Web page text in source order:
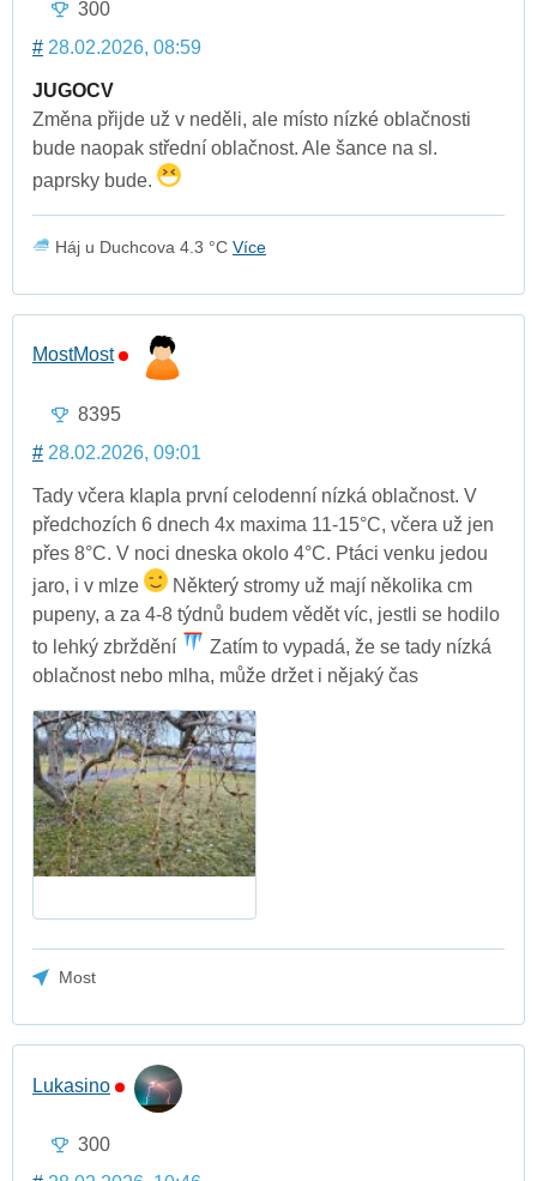
300
# 28.02.2026, 08:59
JUGOCV
Změna přijde už v neděli, ale místo nízké oblačnosti
bude naopak střední oblačnost. Ale šance na sl.
paprsky bude.
Háj u Duchcova 4.3 °C Více
MostMost
8395
# 28.02.2026, 09:01
Tady včera klapla první celodenní nízká oblačnost. V
předchozích 6 dnech 4x maxima 11-15°C, včera už jen
přes 8°C. V noci dneska okolo 4°C. Ptáci venku jedou
jaro, i v mlze
Některý stromy už mají několika cm
pupeny, a za 4-8 týdnů budem vědět víc, jestli se hodilo
to lehký zbrždění
Zatím to vypadá, že se tady nízká
oblačnost nebo mlha, může držet i nějaký čas
Most
Lukasino
300